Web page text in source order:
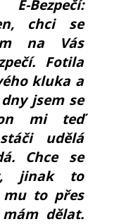
chci se
na Vás
Fotila
kluka a
jsem se
mi teď
udělá
Chce se
jinak to
mu to přes
dělat.